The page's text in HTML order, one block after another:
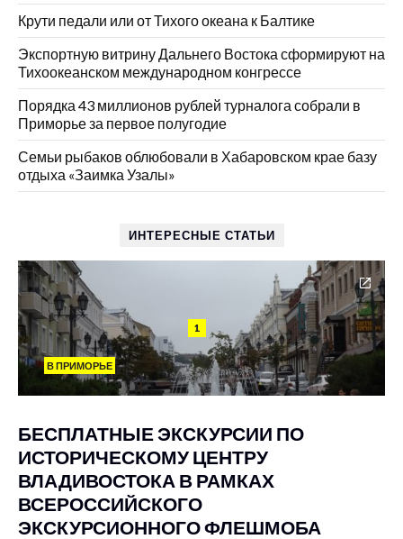
Крути педали или от Тихого океана к Балтике
Экспортную витрину Дальнего Востока сформируют на
Тихоокеанском международном конгрессе
Порядка 43 миллионов рублей турналога собрали в
Приморье за первое полугодие
Семьи рыбаков облюбовали в Хабаровском крае базу
отдыха «Заимка Узалы»
ИНТЕРЕСНЫЕ СТАТЬИ
1
В ПРИМОРЬЕ
БЕСПЛАТНЫЕ ЭКСКУРСИИ ПО
ИСТОРИЧЕСКОМУ ЦЕНТРУ
ВЛАДИВОСТОКА В РАМКАХ
ВСЕРОССИЙСКОГО
ЭКСКУРСИОННОГО ФЛЕШМОБА